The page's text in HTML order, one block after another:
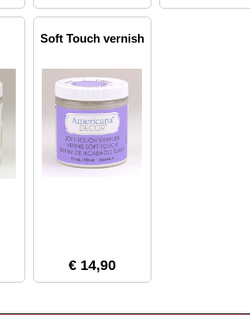
Soft Touch vernish
€ 14,90